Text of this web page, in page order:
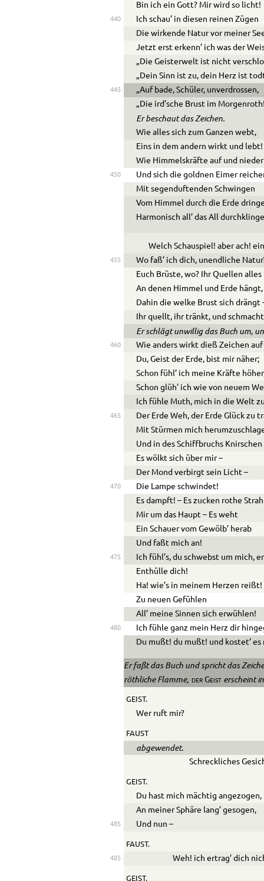
Bin ich ein Gott? Mir wird so licht!
440
Ich schau’ in diesen reinen Zügen
Die wirkende Natur vor meiner
Jetzt erst erkenn’ ich was der
„Die Geisterwelt ist nicht
„Dein Sinn ist zu, dein Herz ist
445
„Auf bade, Schüler, unverdrossen,
„Die ird’sche Brust im
Er beschaut das Zeichen.
Wie alles sich zum Ganzen webt,
Eins in dem andern wirkt und lebt!
Wie Himmelskräfte auf und
450
Und sich die goldnen Eimer
Mit segenduftenden Schwingen
Vom Himmel durch die Erde
Harmonisch all’ das All
Welch Schauspiel! aber ach!
455
Wo faß’ ich dich, unendliche
Euch Brüste, wo? Ihr Quellen alles
An denen Himmel und Erde hängt,
Dahin die welke Brust sich drängt
Ihr quellt, ihr tränkt, und
Er schlägt unwillig das Buch um,
460
Wie anders wirkt dieß Zeichen
Du, Geist der Erde, bist mir näher;
Schon fühl’ ich meine Kräfte
Schon glüh’ ich wie von neuem
Ich fühle Muth, mich in die Welt
465
Der Erde Weh, der Erde Glück zu
Mit Stürmen mich
Und in des Schiffbruchs
Es wölkt sich über mir –
Der Mond verbirgt sein Licht –
470
Die Lampe schwindet!
Es dampft! – Es zucken rothe
Mir um das Haupt – Es weht
Ein Schauer vom Gewölb’ herab
Und faßt mich an!
475
Ich fühl’s, du schwebst um mich,
Enthülle dich!
Ha! wie’s in meinem Herzen reißt!
Zu neuen Gefühlen
All’ meine Sinnen sich erwühlen!
480
Ich fühle ganz mein Herz dir
Du mußt! du mußt! und kostet’ es
Er faßt das Buch und spricht das
röthliche Flamme, der Geisterscheint
GEIST.
Wer ruft mir?
FAUST
abgewendet.
Schreckliches
GEIST.
Du hast mich mächtig angezogen,
An meiner Sphäre lang’ gesogen,
485 Und nun –
FAUST.
485 Weh! ich ertrag’ dich
GEIST.